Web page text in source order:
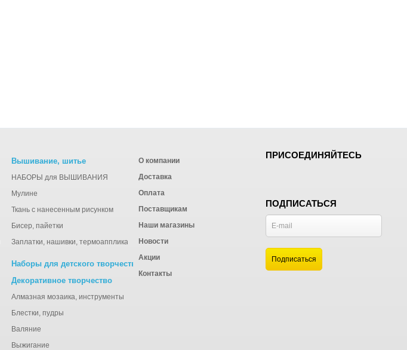
Вышивание, шитье
НАБОРЫ для ВЫШИВАНИЯ
Мулине
Ткань с нанесенным рисунком
Бисер, пайетки
Заплатки, нашивки, термоаппликации
Наборы для детского творчества
Декоративное творчество
Алмазная мозаика, инструменты
Блестки, пудры
Валяние
Выжигание
О компании
Доставка
Оплата
Поставщикам
Наши магазины
Новости
Акции
Контакты
ПРИСОЕДИНЯЙТЕСЬ
ПОДПИСАТЬСЯ